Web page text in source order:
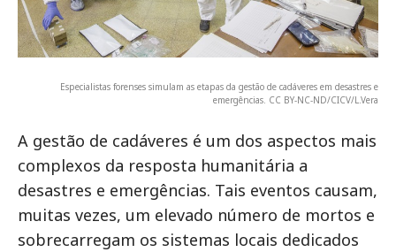
Especialistas forenses simulam as etapas da gestão de cadáveres em desastres e
emergências. CC BY-NC-ND/CICV/L.Vera
A gestão de cadáveres é um dos aspectos mais
complexos da resposta humanitária a
desastres e emergências. Tais eventos causam,
muitas vezes, um elevado número de mortos e
sobrecarregam os sistemas locais dedicados